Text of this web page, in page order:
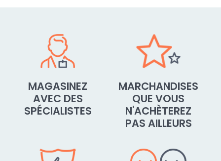
MAGASINEZ
AVEC DES
SPÉCIALISTES
MARCHANDISES
QUE VOUS
N'ACHÈTEREZ
PAS AILLEURS